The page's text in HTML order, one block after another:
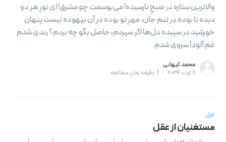
والاترین ستاره در صبحِ نارسیده! می‌بوسمت چو مشرق! ای نورِ هر دو
دیده تا بوده در تنم جان، مهرِ تو بوده در آن بیهوده نیست پنهان
خورشید در سپیده دل‌ها اگر سپردم، حاصل بگو چه بردم؟ رندی شدم
غم آلود! سروی شدم
محمد کیهانی
۱۱ اوت ۲۰۲۴
•
غزل
مستغنیان از عقل